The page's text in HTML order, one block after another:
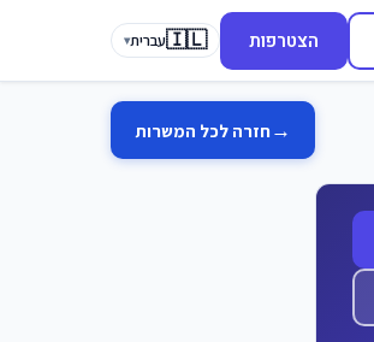
הצטרפות 🇮🇱עברית▾
→חזרה לכל המשרות